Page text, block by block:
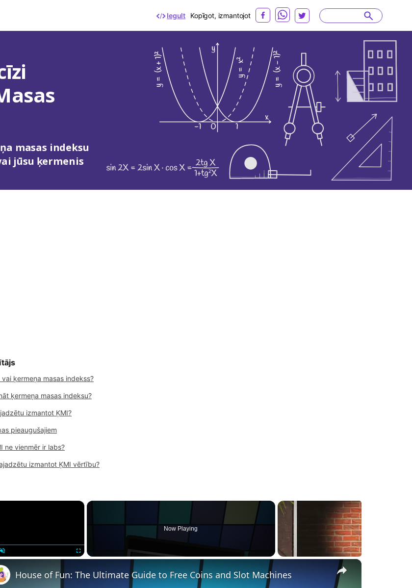
Iegult Kopīgot, izmantojot
masas indeksu
jūsu ķermenis
vai ķermeņa masas indekss?
ķermeņa masas indeksu?
izmantot ĶMI?
pieaugušajiem
ne vienmēr ir labs?
izmantot ĶMI vērtību?
×
Now Playing
×
House of Fun: The Ultimate Guide to Free Coins and Slot Machines